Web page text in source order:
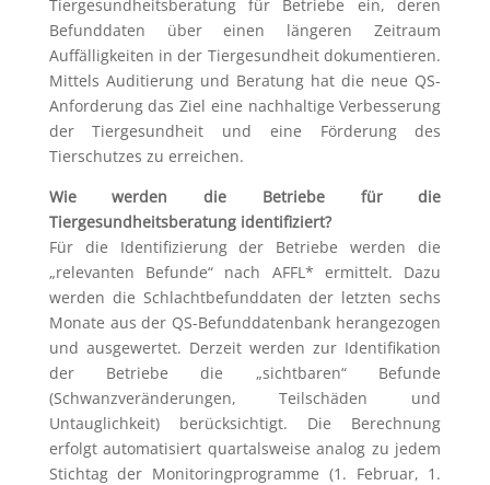
Tiergesundheitsberatung für Betriebe ein, deren
Befunddaten über einen längeren Zeitraum
Auffälligkeiten in der Tiergesundheit dokumentieren.
Mittels Auditierung und Beratung hat die neue QS-
Anforderung das Ziel eine nachhaltige Verbesserung
der Tiergesundheit und eine Förderung des
Tierschutzes zu erreichen.
Wie werden die Betriebe für die
Tiergesundheitsberatung identifiziert?
Für die Identifizierung der Betriebe werden die
„relevanten Befunde“ nach AFFL* ermittelt. Dazu
werden die Schlachtbefunddaten der letzten sechs
Monate aus der QS-Befunddatenbank herangezogen
und ausgewertet. Derzeit werden zur Identifikation
der Betriebe die „sichtbaren“ Befunde
(Schwanzveränderungen, Teilschäden und
Untauglichkeit) berücksichtigt. Die Berechnung
erfolgt automatisiert quartalsweise analog zu jedem
Stichtag der Monitoringprogramme (1. Februar, 1.